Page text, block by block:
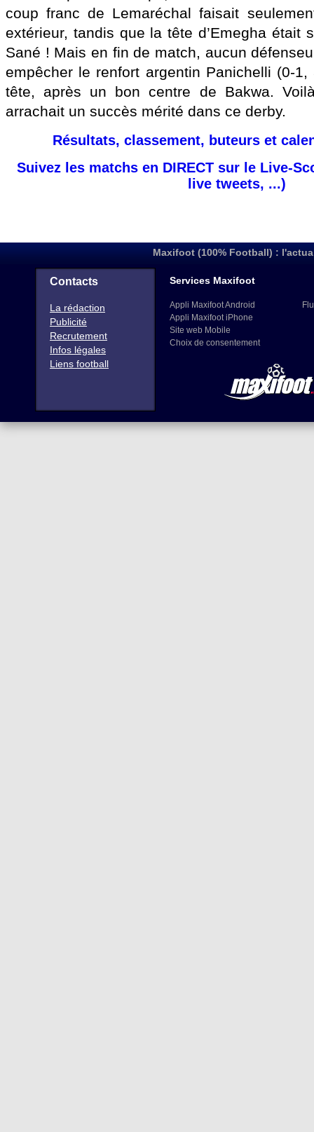
coup franc de Lemaréchal faisait
extérieur, tandis que la tête d’Emegha était
Sané ! Mais en fin de match, aucun
empêcher le renfort argentin Panichelli (0-
tête, après un bon centre de Bakwa.
arrachait un succès mérité dans ce derby.
Résultats, classement, buteurs et
Suivez les matchs en DIRECT sur le Live-
live tweets, ...)
Maxifoot (100% Football) :
Contacts
La rédaction
Publicité
Recrutement
Infos légales
Liens football
Services Maxifoot
Appli Maxifoot Android
Appli Maxifoot iPhone
Site web Mobile
Choix de consentement